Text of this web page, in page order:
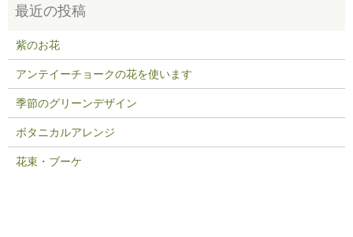
紫のお花
アンテイーチョークの花を使います
季節のグリーンデザイン
ボタニカルアレンジ
花束・ブーケ